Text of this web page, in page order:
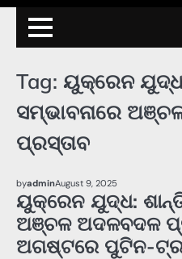
Tag: ୟୁକ୍ରେନ
ସମ୍ଭାବନାରେ
ପ୍ରସ୍ତାବ
LATEST NEWS WORLD
byadminAugust 9, 2025
ୟୁକ୍ରେନ ଯୁଦ୍ଧ:
ଅଞ୍ଚଳ ଅଦଳବଦଳ
ଅଗଷ୍ଟରେ ପୁଟିନ-